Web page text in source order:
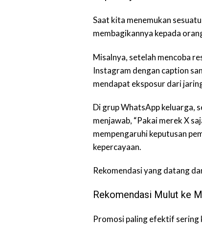
Saat kita menemukan
membagikannya kepada
Misalnya, setelah mencoba
Instagram dengan caption
mendapat eksposur dari
Di grup WhatsApp keluarga,
menjawab, “Pakai merek X
mempengaruhi keputusan
kepercayaan.
Rekomendasi yang datang
Rekomendasi Mulut ke
Promosi paling efektif sering